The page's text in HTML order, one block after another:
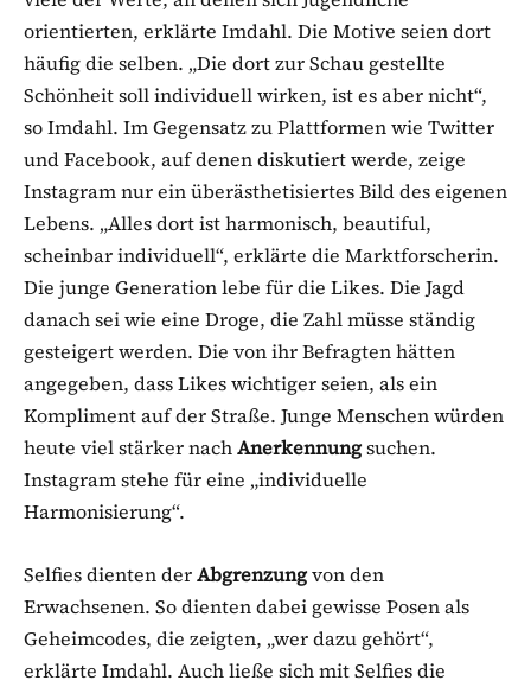
orientierten, erklärte Imdahl. Die Motive seien dort
häufig die selben. „Die dort zur Schau gestellte
Schönheit soll individuell wirken, ist es aber nicht“,
so Imdahl. Im Gegensatz zu Plattformen wie Twitter
und Facebook, auf denen diskutiert werde, zeige
Instagram nur ein überästhetisiertes Bild des eigenen
Lebens. „Alles dort ist harmonisch, beautiful,
scheinbar individuell“, erklärte die Marktforscherin.
Die junge Generation lebe für die Likes. Die Jagd
danach sei wie eine Droge, die Zahl müsse ständig
gesteigert werden. Die von ihr Befragten hätten
angegeben, dass Likes wichtiger seien, als ein
Kompliment auf der Straße. Junge Menschen würden
heute viel stärker nachAnerkennungsuchen.
Instagram stehe für eine „individuelle
Harmonisierung“.
Selfies dienten derAbgrenzungvon den
Erwachsenen. So dienten dabei gewisse Posen als
Geheimcodes, die zeigten, „wer dazu gehört“,
erklärte Imdahl. Auch ließe sich mit Selfies die